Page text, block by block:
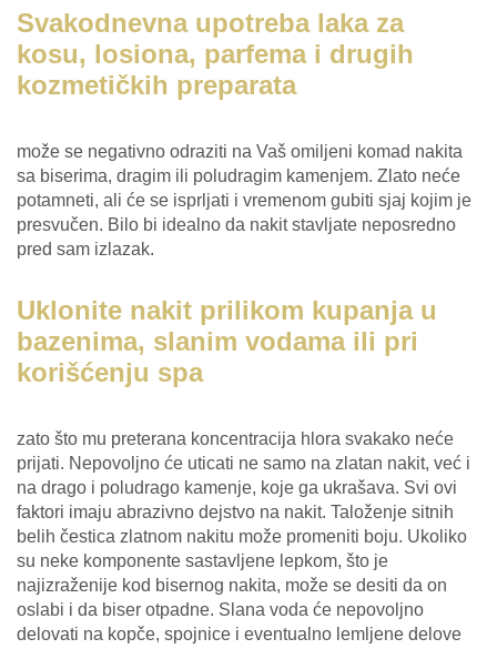
Svakodnevna upotreba laka za
kosu, losiona, parfema i drugih
kozmetičkih preparata
može se negativno odraziti na Vaš omiljeni komad nakita
sa biserima, dragim ili poludragim kamenjem. Zlato neće
potamneti, ali će se isprljati i vremenom gubiti sjaj kojim je
presvučen. Bilo bi idealno da nakit stavljate neposredno
pred sam izlazak.
Uklonite nakit prilikom kupanja u
bazenima, slanim vodama ili pri
korišćenju spa
zato što mu preterana koncentracija hlora svakako neće
prijati. Nepovoljno će uticati ne samo na zlatan nakit, već i
na drago i poludrago kamenje, koje ga ukrašava. Svi ovi
faktori imaju abrazivno dejstvo na nakit. Taloženje sitnih
belih čestica zlatnom nakitu može promeniti boju. Ukoliko
su neke komponente sastavljene lepkom, što je
najizraženije kod bisernog nakita, može se desiti da on
oslabi i da biser otpadne. Slana voda će nepovoljno
delovati na kopče, spojnice i eventualno lemljene delove